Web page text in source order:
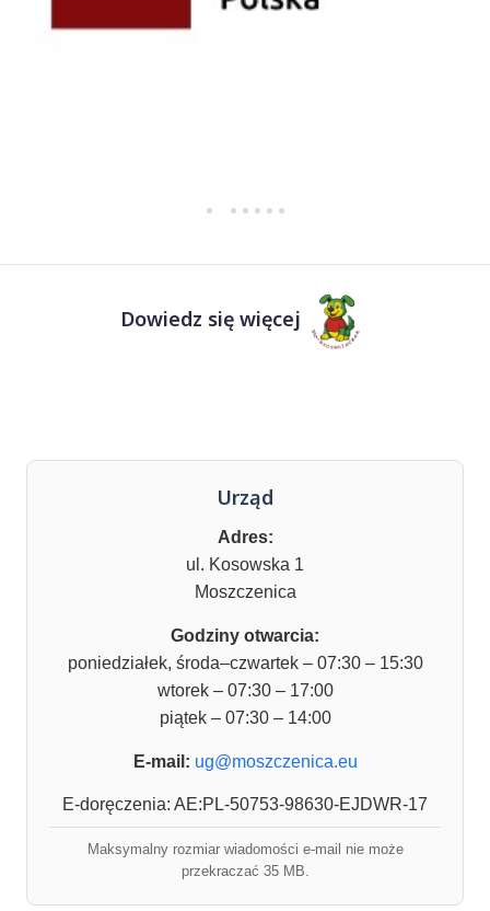
Dowiedz się więcej
Urząd
Adres:
ul. Kosowska 1
Moszczenica
Godziny otwarcia:
poniedziałek, środa–czwartek – 07:30 – 15:30
wtorek – 07:30 – 17:00
piątek – 07:30 – 14:00
E-mail: ug@moszczenica.eu
E-doręczenia: AE:PL-50753-98630-EJDWR-17
Maksymalny rozmiar wiadomości e-mail nie może
przekraczać 35 MB.